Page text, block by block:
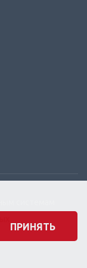
системам
ПРИНЯТЬ